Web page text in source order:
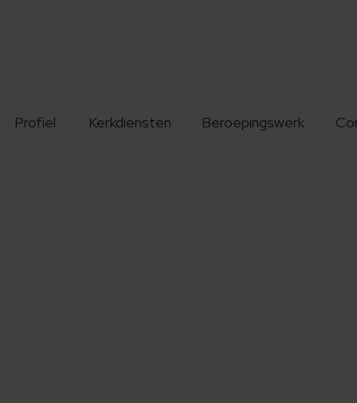
Profiel Kerkdiensten Beroepingswerk